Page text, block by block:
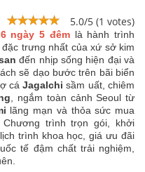
5.0/5 (1 votes)
ngày 5 đêm là hành trình
trưng nhất của xứ sở kim
đến nhịp sống hiện đại và
sẽ dạo bước trên bãi biển
cáJagalchi sầm uất, chiêm
, ngắm toàn cảnh Seoul từ
lãng mạn và thỏa sức mua
Chương trình trọn gói, khởi
trình khoa học, giá ưu đãi
tế đậm chất trải nghiệm,